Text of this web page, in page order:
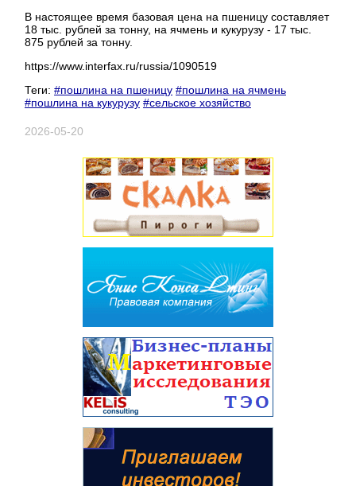
В настоящее время базовая цена на пшеницу составляет
18 тыс. рублей за тонну, на ячмень и кукурузу - 17 тыс.
875 рублей за тонну.
https://www.interfax.ru/russia/1090519
Теги: #пошлина на пшеницу #пошлина на ячмень
#пошлина на кукурузу #сельское хозяйство
2026-05-20